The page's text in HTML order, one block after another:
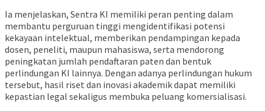
Ia menjelaskan, Sentra KI memiliki peran penting dalam
membantu perguruan tinggi mengidentifikasi potensi
kekayaan intelektual, memberikan pendampingan kepada
dosen, peneliti, maupun mahasiswa, serta mendorong
peningkatan jumlah pendaftaran paten dan bentuk
perlindungan KI lainnya. Dengan adanya perlindungan hukum
tersebut, hasil riset dan inovasi akademik dapat memiliki
kepastian legal sekaligus membuka peluang komersialisasi.